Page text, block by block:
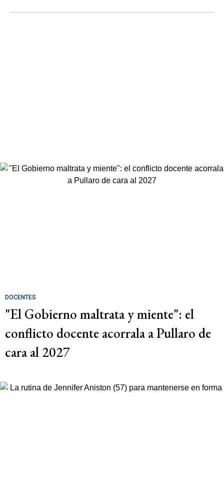
DOCENTES
"El Gobierno maltrata y miente": el
conflicto docente acorrala a Pullaro de
cara al 2027